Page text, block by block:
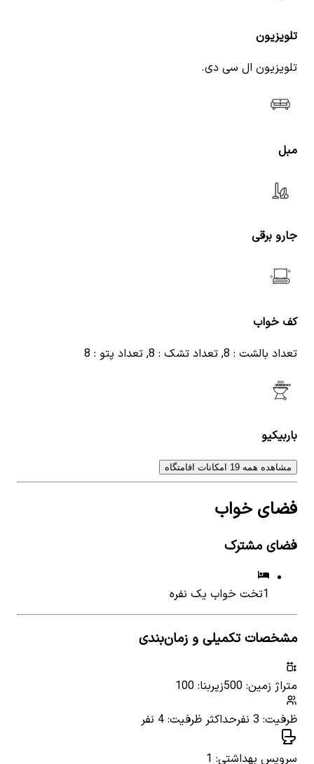
تلویزیون
تلویزیون ال سی دی.
مبل
جارو برقی
کف خواب
تعداد بالشت : 8, تعداد تشک : 8, تعداد پتو : 8
باربیکیو
مشاهده همه 19 امکانات اقامتگاه
فضای خواب
فضای مشترک
1تخت خواب یک نفره
مشخصات تکمیلی و زمان‌بندی
متراژ زمین: 500
زیربنا: 100
ظرفیت: 3 نفر
حداکثر ظرفیت: 4 نفر
سرویس بهداشتی: 1